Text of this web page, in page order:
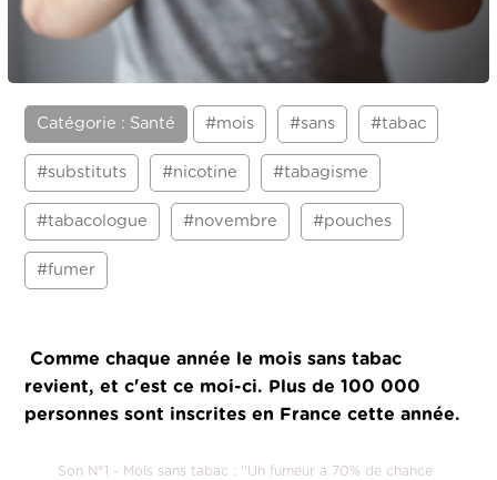
Catégorie : Santé #mois #sans #tabac
#substituts #nicotine #tabagisme
#tabacologue #novembre #pouches
#fumer
Comme chaque année le mois sans tabac
revient, et c'est ce moi-ci. Plus de 100 000
personnes sont inscrites en France cette année.
Son N°1 - Mois sans tabac : ''Un fumeur a 70% de chance